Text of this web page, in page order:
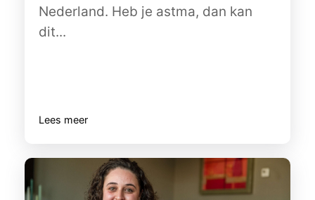
Nederland. Heb je astma, dan kan
dit...
Lees meer